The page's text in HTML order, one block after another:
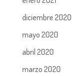
diciembre 2020
mayo 2020
abril 2020
marzo 2020